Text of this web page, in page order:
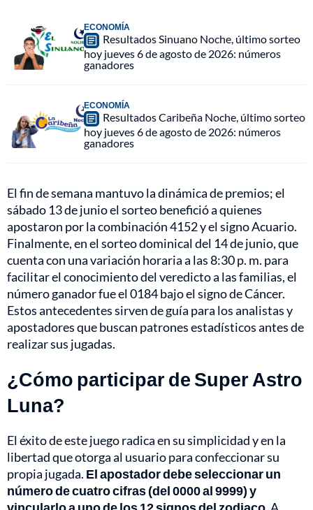
ECONOMÍA
Resultados Sinuano Noche, último sorteo
hoy jueves 6 de agosto de 2026: números
ganadores
ECONOMÍA
Resultados Caribeña Noche, último sorteo
hoy jueves 6 de agosto de 2026: números
ganadores
El fin de semana mantuvo la dinámica de premios; el
sábado 13 de junio el sorteo benefició a quienes
apostaron por la combinación 4152 y el signo Acuario.
Finalmente, en el sorteo dominical del 14 de junio, que
cuenta con una variación horaria a las 8:30 p. m. para
facilitar el conocimiento del veredicto a las familias, el
número ganador fue el 0184 bajo el signo de Cáncer.
Estos antecedentes sirven de guía para los analistas y
apostadores que buscan patrones estadísticos antes de
realizar sus jugadas.
¿Cómo participar de Super Astro
Luna?
El éxito de este juego radica en su simplicidad y en la
libertad que otorga al usuario para confeccionar su
propia jugada. El apostador debe seleccionar un
número de cuatro cifras (del 0000 al 9999) y